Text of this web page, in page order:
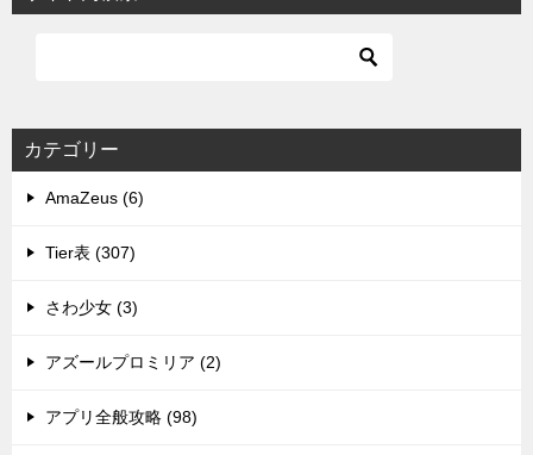
カテゴリー
AmaZeus (6)
Tier表 (307)
さわ少女 (3)
アズールプロミリア (2)
アプリ全般攻略 (98)